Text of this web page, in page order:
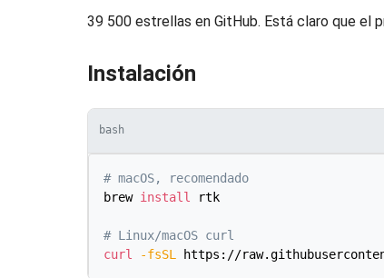
39 500 estrellas en GitHub. Está claro que el
Instalación
bash
# macOS, recomendado
brew install rtk
# Linux/macOS curl
curl
-fsSL https://